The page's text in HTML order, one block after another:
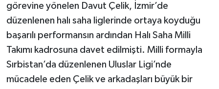
görevine yönelen Davut Çelik, İzmir’de
düzenlenen halı saha liglerinde ortaya koyduğu
başarılı performansın ardından Halı Saha Milli
Takımı kadrosuna davet edilmişti. Milli formayla
Sırbistan’da düzenlenen Uluslar Ligi’nde
mücadele eden Çelik ve arkadaşları büyük bir